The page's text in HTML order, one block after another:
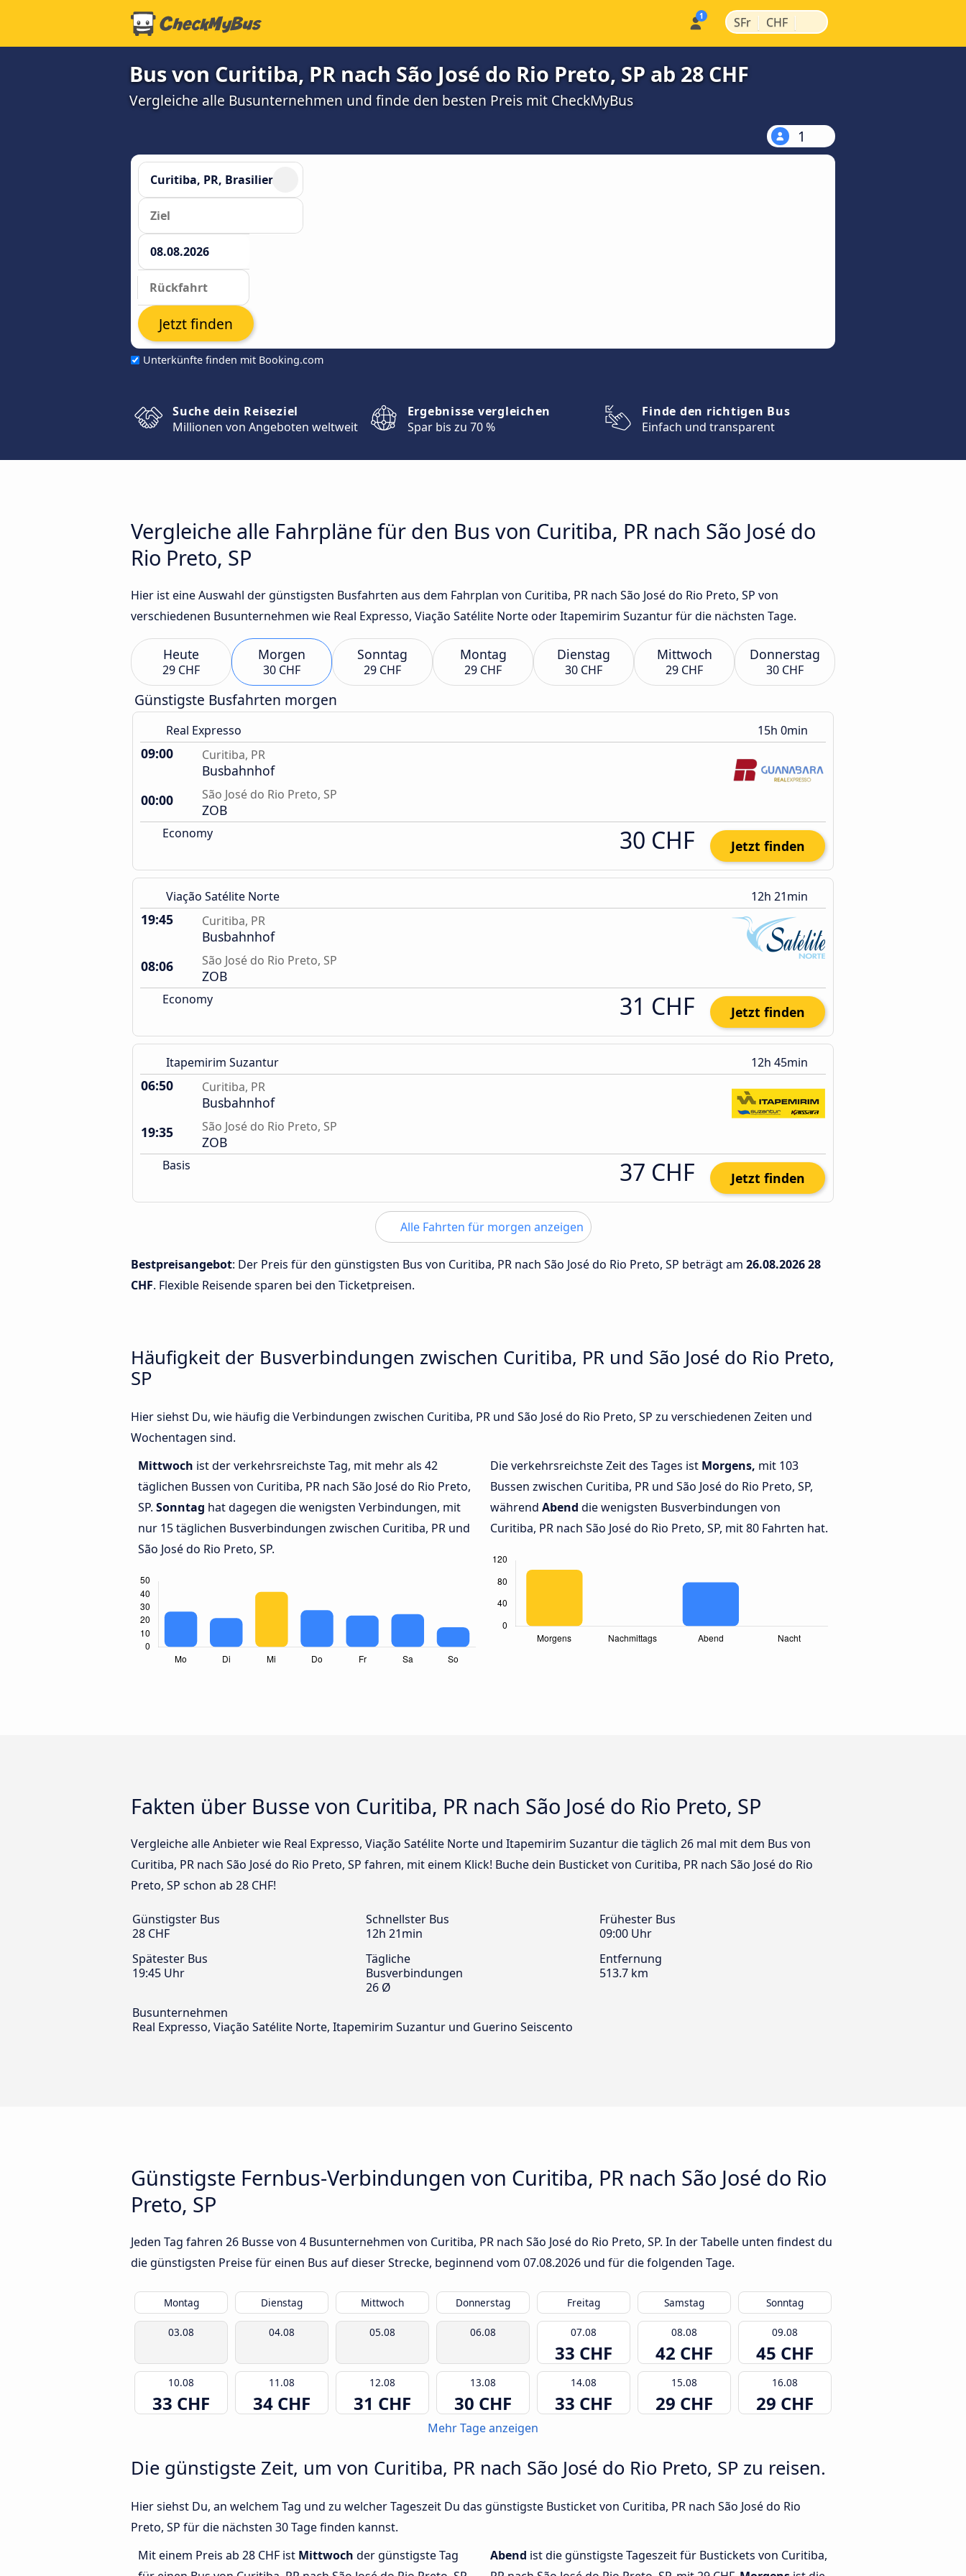
SFr | CHF |
Bus von Curitiba, PR nach São José do Rio Preto, SP ab 28 CHF
Vergleiche alle Busunternehmen und finde den besten Preis mit CheckMyBus
1
Unterkünfte finden mit Booking.com
Jetzt finden
Suche dein Reiseziel
Millionen von Angeboten weltweit
Ergebnisse vergleichen
Spar bis zu 70 %
Finde den richtigen Bus
Einfach und transparent
Vergleiche alle Fahrpläne für den Bus von Curitiba, PR nach São José do
Rio Preto, SP
Hier ist eine Auswahl der günstigsten Busfahrten aus dem Fahrplan von Curitiba, PR nach São José do Rio Preto, SP von
verschiedenen Busunternehmen wie Real Expresso, Viação Satélite Norte oder Itapemirim Suzantur für die nächsten Tage.
Heute
29 CHF
Morgen
30 CHF
Sonntag
29 CHF
Montag
29 CHF
Dienstag
30 CHF
Mittwoch
29 CHF
Donnerstag
30 CHF
Günstigste Busfahrten morgen
Real Expresso 15h 0min
09:00 Curitiba, PR
Busbahnhof
00:00
São José do Rio Preto, SP
ZOB
Economy 30 CHF Jetzt finden
Viação Satélite Norte 12h 21min
19:45 Curitiba, PR
Busbahnhof
08:06
São José do Rio Preto, SP
ZOB
Economy 31 CHF Jetzt finden
Itapemirim Suzantur 12h 45min
06:50 Curitiba, PR
Busbahnhof
19:35
São José do Rio Preto, SP
ZOB
Basis 37 CHF Jetzt finden
Alle Fahrten für morgen anzeigen
Bestpreisangebot: Der Preis für den günstigsten Bus von Curitiba, PR nach São José do Rio Preto, SP beträgt am 26.08.202628
CHF. Flexible Reisende sparen bei den Ticketpreisen.
Häufigkeit der Busverbindungen zwischen Curitiba, PR und São José do Rio Preto,
SP
Hier siehst Du, wie häufig die Verbindungen zwischen Curitiba, PR und São José do Rio Preto, SP zu verschiedenen Zeiten und
Wochentagen sind.
Mittwoch ist der verkehrsreichste Tag, mit mehr als 42
täglichen Bussen von Curitiba, PR nach São José do Rio Preto,
SP. Sonntag hat dagegen die wenigsten Verbindungen, mit
nur 15 täglichen Busverbindungen zwischen Curitiba, PR und
São José do Rio Preto, SP.
Die verkehrsreichste Zeit des Tages ist Morgens, mit 103
Bussen zwischen Curitiba, PR und São José do Rio Preto, SP,
während Abend die wenigsten Busverbindungen von
Curitiba, PR nach São José do Rio Preto, SP, mit 80 Fahrten hat.
Fakten über Busse von Curitiba, PR nach São José do Rio Preto, SP
Vergleiche alle Anbieter wie Real Expresso, Viação Satélite Norte und Itapemirim Suzantur die täglich 26 mal mit dem Bus von
Curitiba, PR nach São José do Rio Preto, SP fahren, mit einem Klick! Buche dein Busticket von Curitiba, PR nach São José do Rio
Preto, SP schon ab 28 CHF!
Günstigster Bus
28 CHF
Schnellster Bus
12h 21min
Frühester Bus
09:00 Uhr
Spätester Bus
19:45 Uhr
Tägliche
Busverbindungen
26 Ø
Entfernung
513.7 km
Busunternehmen
Real Expresso, Viação Satélite Norte, Itapemirim Suzantur und Guerino Seiscento
Günstigste Fernbus-Verbindungen von Curitiba, PR nach São José do Rio
Preto, SP
Jeden Tag fahren 26 Busse von 4 Busunternehmen von Curitiba, PR nach São José do Rio Preto, SP. In der Tabelle unten findest du
die günstigsten Preise für einen Bus auf dieser Strecke, beginnend vom 07.08.2026 und für die folgenden Tage.
Montag Dienstag Mittwoch Donnerstag Freitag Samstag Sonntag
03.08 04.08 05.08 06.08 07.08
33 CHF
08.08
42 CHF
09.08
45 CHF
10.08
33 CHF
11.08
34 CHF
12.08
31 CHF
13.08
30 CHF
14.08
33 CHF
15.08
29 CHF
16.08
29 CHF
Mehr Tage anzeigen
Die günstigste Zeit, um von Curitiba, PR nach São José do Rio Preto, SP zu reisen.
Hier siehst Du, an welchem Tag und zu welcher Tageszeit Du das günstigste Busticket von Curitiba, PR nach São José do Rio
Preto, SP für die nächsten 30 Tage finden kannst.
Mit einem Preis ab 28 CHF ist Mittwoch der günstigste Tag
Abend ist die günstigste Tageszeit für Bustickets von Curitiba,